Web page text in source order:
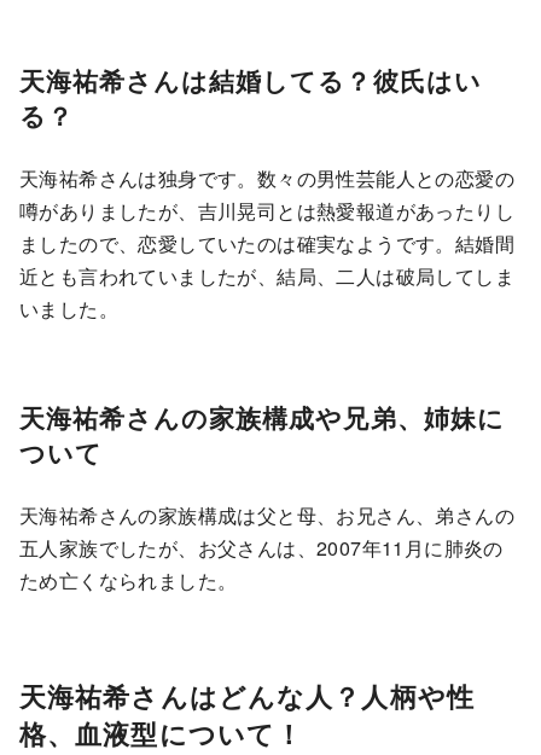
天海祐希さんは結婚してる？彼氏はい
る？
天海祐希さんは独身です。数々の男性芸能人との恋愛の
噂がありましたが、吉川晃司とは熱愛報道があったりし
ましたので、恋愛していたのは確実なようです。結婚間
近とも言われていましたが、結局、二人は破局してしま
いました。
天海祐希さんの家族構成や兄弟、姉妹に
ついて
天海祐希さんの家族構成は父と母、お兄さん、弟さんの
五人家族でしたが、お父さんは、2007年11月に肺炎の
ため亡くなられました。
天海祐希さんはどんな人？人柄や性
格、血液型について！